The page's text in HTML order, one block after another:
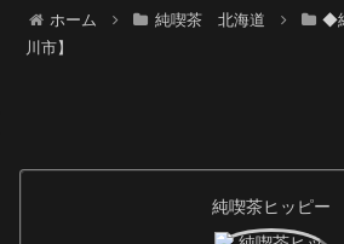
ホーム 純喫茶 北海道
◆
川市】
純喫茶ヒッピー